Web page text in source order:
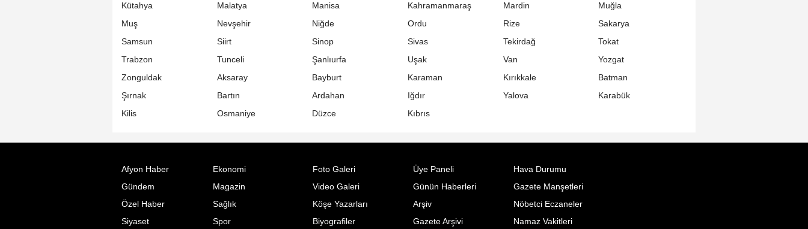
Kütahya
Malatya Manisa Kahramanmaraş Mardin
Muğla
Muş
Nevşehir Niğde Ordu Rize
Sakarya
Samsun
Siirt Sinop Sivas Tekirdağ
Tokat
Trabzon
Tunceli Şanlıurfa Uşak Van
Yozgat
Zonguldak
Aksaray Bayburt Karaman Kırıkkale
Batman
Şırnak
Bartın Ardahan Iğdır Yalova
Karabük
Kilis
Osmaniye Düzce Kıbrıs
Afyon Haber
Ekonomi
Gündem
Magazin
Özel Haber
Sağlık
Siyaset
Spor
Foto Galeri
Video Galeri
Köşe Yazarları
Biyografiler
Üye Paneli
Günün Haberleri
Arşiv
Gazete Arşivi
Hava Durumu
Gazete Manşetleri
Nöbetci Eczaneler
Namaz Vakitleri